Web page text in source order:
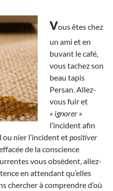
vous êtes chez
un ami et en
buvant le café,
vous tachez son
beau tapis
Persan. Allez-
vous fuir et
« ignorer »
l’incident afin
nier l’incident etpositiver
de la conscience
vous obsèdent, allez-
en attendant qu’elles
chercher à comprendre d’où